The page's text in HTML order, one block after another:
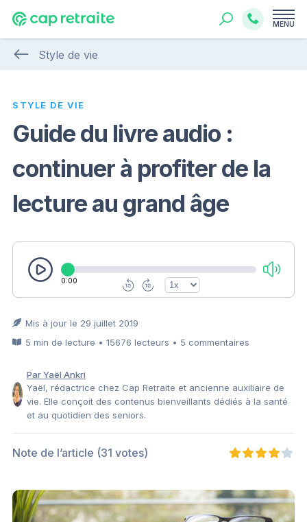
MENU
Style de vie
STYLE DE VIE
Guide du livre audio :
continuer à profiter de la
lecture au grand âge
0:00
Mis à jour le 29 juillet 2019
5 min de lecture • 15676 lecteurs • 5 commentaires
Par Yaël Ankri
Yaël, rédactrice chez Cap Retraite et ancienne auxiliaire de
vie. Elle conçoit des contenus bienveillants dédiés à la santé
et au quotidien des seniors.
Note de l’article (31 votes)